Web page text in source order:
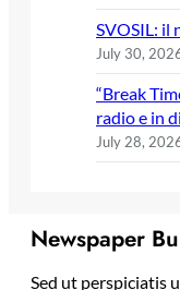
SVOSIL: il
July 30,
“Break
radio e in
July 28,
Newspaper
Sed ut perspiciatis